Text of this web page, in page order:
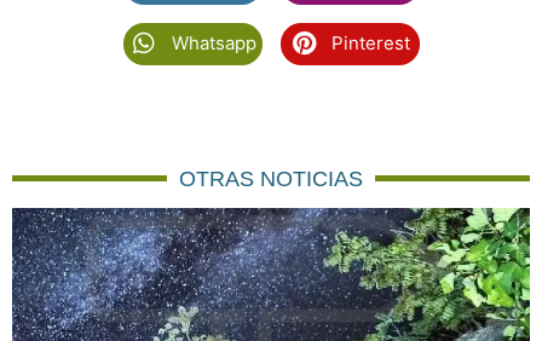
Whatsapp Pinterest
OTRAS NOTICIAS